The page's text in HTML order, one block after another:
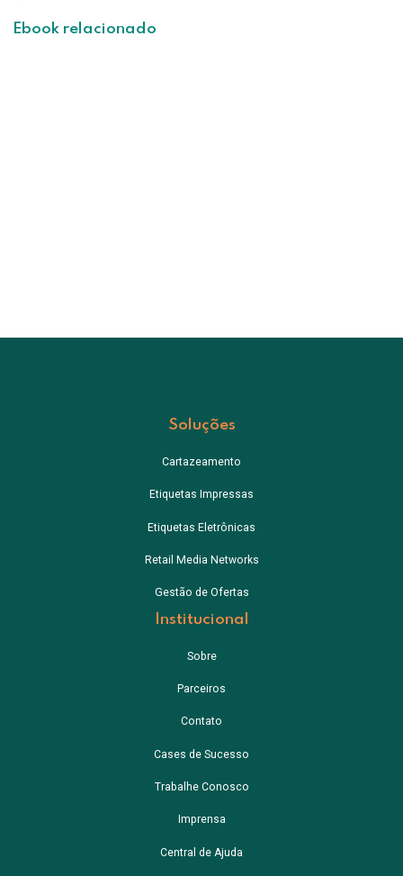
Ebook relacionado
Soluções
Cartazeamento
Etiquetas Impressas
Etiquetas Eletrônicas
Retail Media Networks
Gestão de Ofertas
Institucional
Sobre
Parceiros
Contato
Cases de Sucesso
Trabalhe Conosco
Imprensa
Central de Ajuda